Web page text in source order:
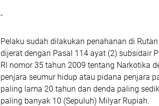
-
Pelaku sudah dilakukan penahanan di
dijerat dengan Pasal 114 ayat (2) subsidair
RI nomor 35 tahun 2009 tentang Narkotika
penjara seumur hidup atau pidana penjara
paling lama 20 tahun dan denda paling
paling banyak 10 (Sepuluh) Milyar Rupiah.